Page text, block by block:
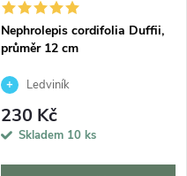
Nephrolepis cordifolia Duffii,
průměr 12 cm
Ledviník
230 Kč
Skladem 10 ks